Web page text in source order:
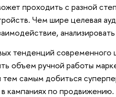
проходить с разной
Чем шире целевая
тенденций современного
объем ручной работы
тем самым добиться
кампаниях по